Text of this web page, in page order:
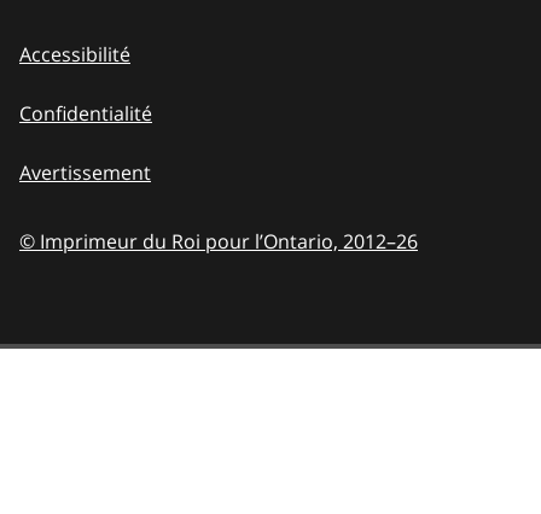
Accessibilité
Confidentialité
Avertissement
© Imprimeur du Roi pour l’Ontario, 2012–26